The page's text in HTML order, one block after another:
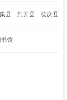
县 封开县 德庆县
馆